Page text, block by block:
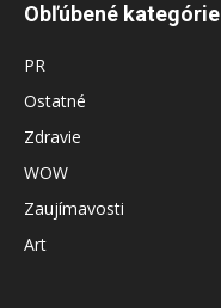
Obľúbené kategórie
PR
Ostatné
Zdravie
WOW
Zaujímavosti
Art